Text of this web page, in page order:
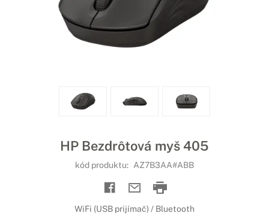
HP Bezdrôtová myš 405
kód produktu: AZ7B3AA#ABB
WiFi (USB prijímač) / Bluetooth